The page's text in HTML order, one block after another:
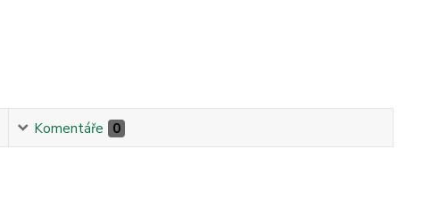
Komentáře 0